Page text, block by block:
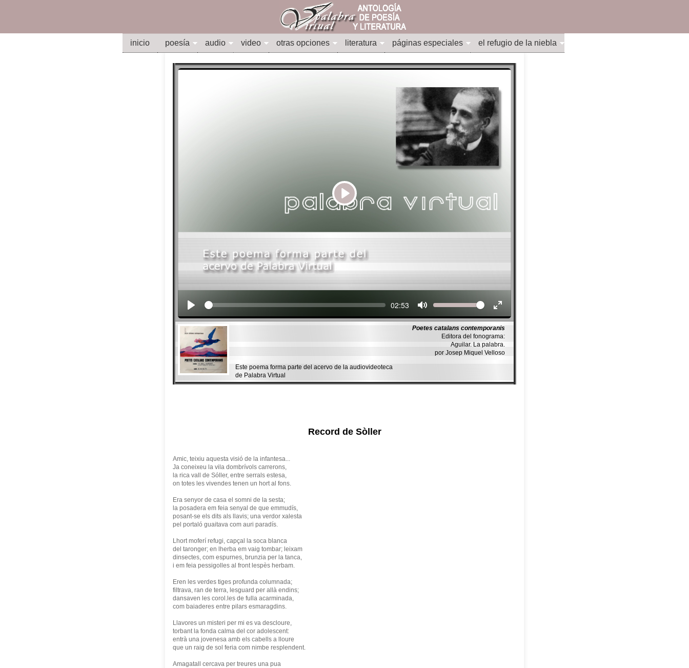
inicio poesía audio video otras opciones literatura páginas especiales el refugio de la niebla
Play
Seek Current
02:53 Volume
Poetes catalans contemporanis
Editora del fonograma:
Aguilar. La palabra.
por Josep Miquel Velloso
Este poema forma parte del acervo de la audiovideoteca
de Palabra Virtual
Record de Sòller
Amic, teixiu aquesta visió de la infantesa...
Ja coneixeu la vila dombrívols carrerons,
la rica vall de Sóller, entre serrals estesa,
on totes les vivendes tenen un hort al fons.
Era senyor de casa el somni de la sesta;
la posadera em feia senyal de que emmudís,
posant-se els dits als llavis; una verdor xalesta
pel portaló guaitava com auri paradís.
Lhort moferí refugi, capçal la soca blanca
del taronger; en lherba em vaig tombar; leixam
dinsectes, com espurnes, brunzia per la tanca,
i em feia pessigolles al front lespès herbam.
Eren les verdes tiges profunda columnada;
filtrava, ran de terra, lesguard per allà endins;
dansaven les corol.les de fulla acarminada,
com baiaderes entre pilars esmaragdins.
Llavores un misteri per mi es va descloure,
torbant la fonda calma del cor adolescent:
entrà una jovenesa amb els cabells a lloure
que un raig de sol feria com nimbe resplendent.
Amagatall cercava per treures una pua